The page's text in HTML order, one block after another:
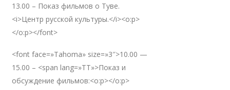
13.00 – Показ фильмов о Туве.
<i>Центр русской культуры.</i><o:p>
</o:p></font>
<font face=»Tahoma» size=»3″>10.00 —
15.00 – <span lang=»TT»>Показ и
обсуждение фильмов:<o:p></o:p>